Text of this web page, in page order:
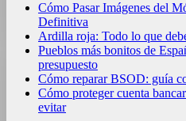
Cómo Pasar Imágenes del
Definitiva
Ardilla roja: Todo lo que
Pueblos más bonitos de
presupuesto
Cómo reparar BSOD: guía
Cómo proteger cuenta
evitar